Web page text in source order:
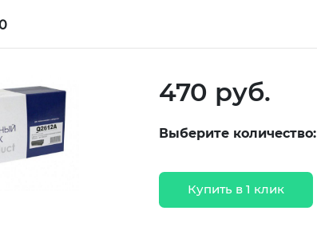
470 руб.
Выберите количество:
Купить в 1 клик